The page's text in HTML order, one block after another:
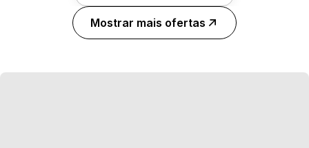
Mostrar mais ofertas